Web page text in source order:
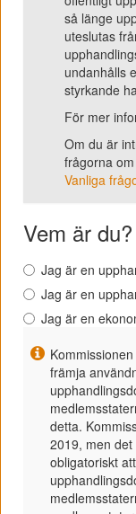
så länge
uteslutas
undanhålls
styrkande
För mer
Om du är
frågorna
Vanliga
Vem är du?
Jag är en
Jag är en
Jag är en
främja
detta.
2019, men
obligatoriskt